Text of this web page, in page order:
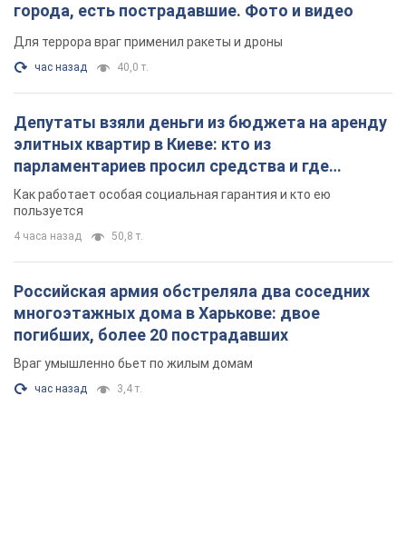
города, есть пострадавшие. Фото и видео
Для террора враг применил ракеты и дроны
час назад 40,0 т.
Депутаты взяли деньги из бюджета на аренду
элитных квартир в Киеве: кто из
парламентариев просил средства и где
поселился
Как работает особая социальная гарантия и кто ею
пользуется
4 часа назад 50,8 т.
Российская армия обстреляла два соседних
многоэтажных дома в Харькове: двое
погибших, более 20 пострадавших
Враг умышленно бьет по жилым домам
час назад 3,4 т.